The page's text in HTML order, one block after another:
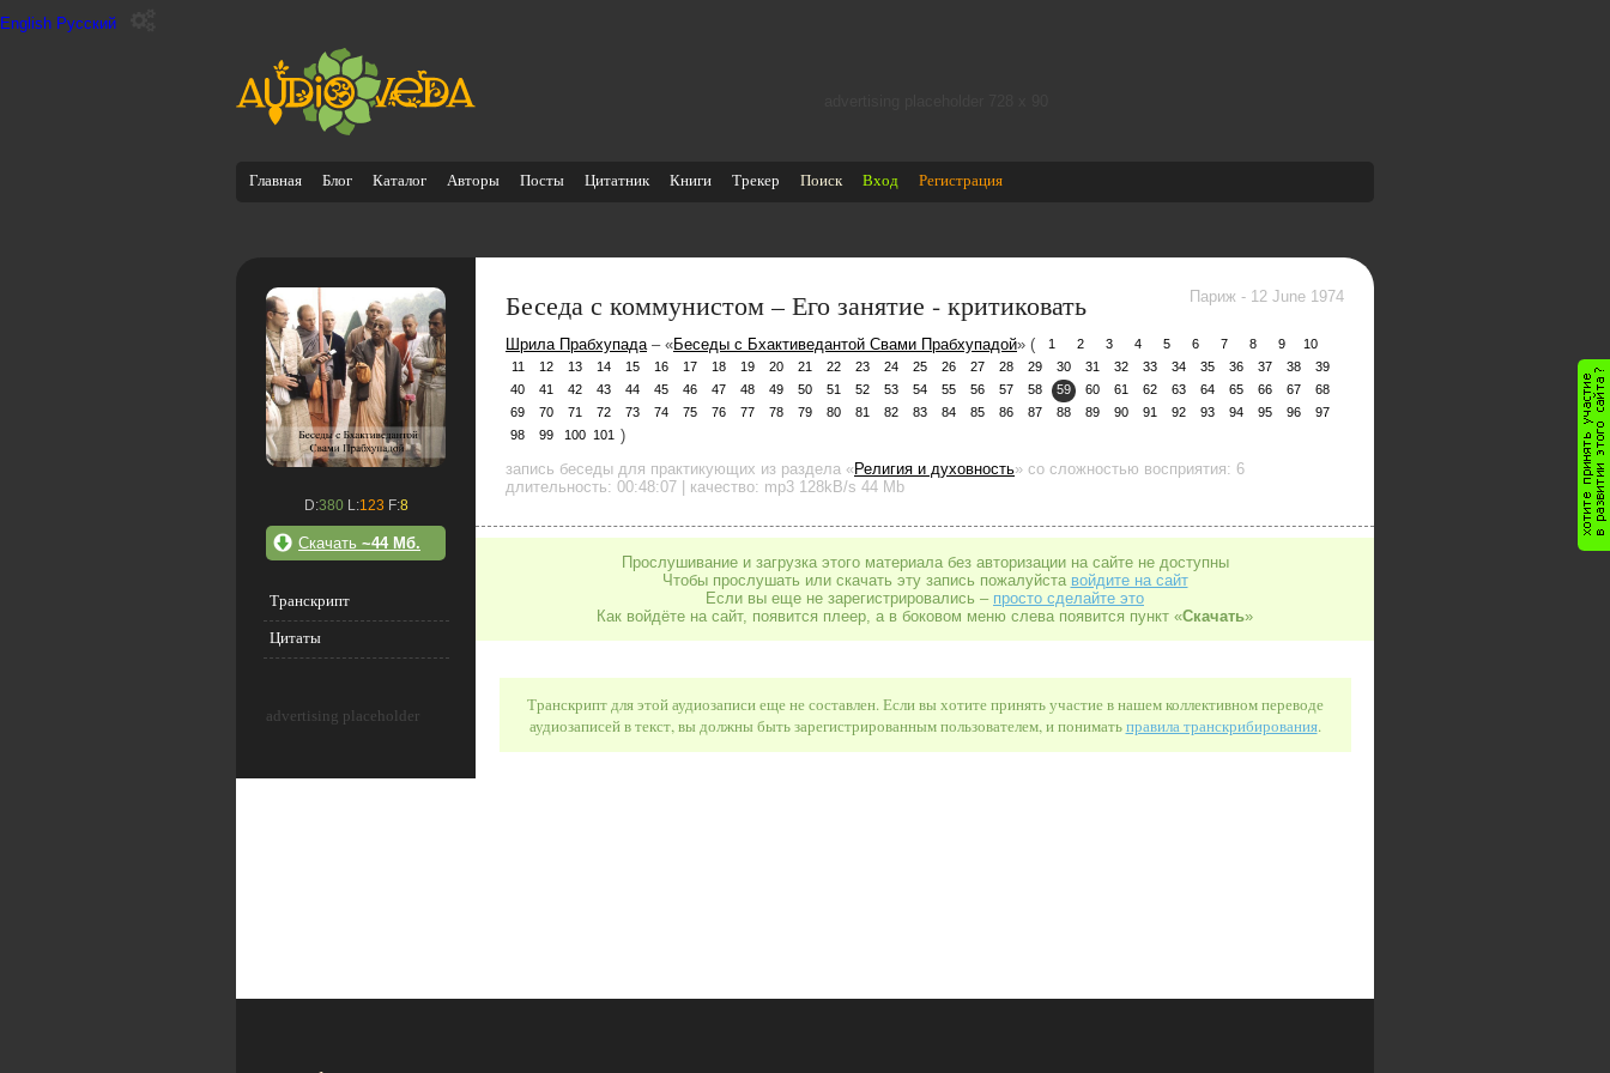
English Русский
Главная Блог Каталог Авторы Посты Цитатник Книги Трекер Поиск Вход Регистрация
D:380L:123 F:8
Скачать ~44 Мб.
Транскрипт
Цитаты
advertising placeholder
Беседа с коммунистом – Его занятие - критиковать Париж - 12 June 1974
Шрила Прабхупада – «Беседы с Бхактиведантой Свами Прабхупадой» ( 1 2 3 4 5 6 7 8 9
10
11
12 13 14 15 16 17 18 19 20 21 22 23 24 25 26 27 28 29 30 31 32 33 34 35 36 37 38
39
40
41 42 43 44 45 46 47 48 49 50 51 52 53 54 55 56 57 58 59 60 61 62 63 64 65 66 67
68
69
70 71 72 73 74 75 76 77 78 79 80 81 82 83 84 85 86 87 88 89 90 91 92 93 94 95 96
97
98
99 100 101 )
запись беседы для практикующих из раздела «Религия и духовность» со сложностью восприятия: 6
длительность: 00:48:07 | качество: mp3 128kB/s 44 Mb
Прослушивание и загрузка этого материала без авторизации на сайте не доступны
Чтобы прослушать или скачать эту запись пожалуйста войдите на сайт
Если вы еще не зарегистрировались – просто сделайте это
Как войдёте на сайт, появится плеер, а в боковом меню слева появится пункт «Скачать»
Транскрипт для этой аудиозаписи еще не составлен. Если вы хотите принять участие в нашем коллективном переводе
аудиозаписей в текст, вы должны быть зарегистрированным пользователем, и пониматьправила транскрибирования.